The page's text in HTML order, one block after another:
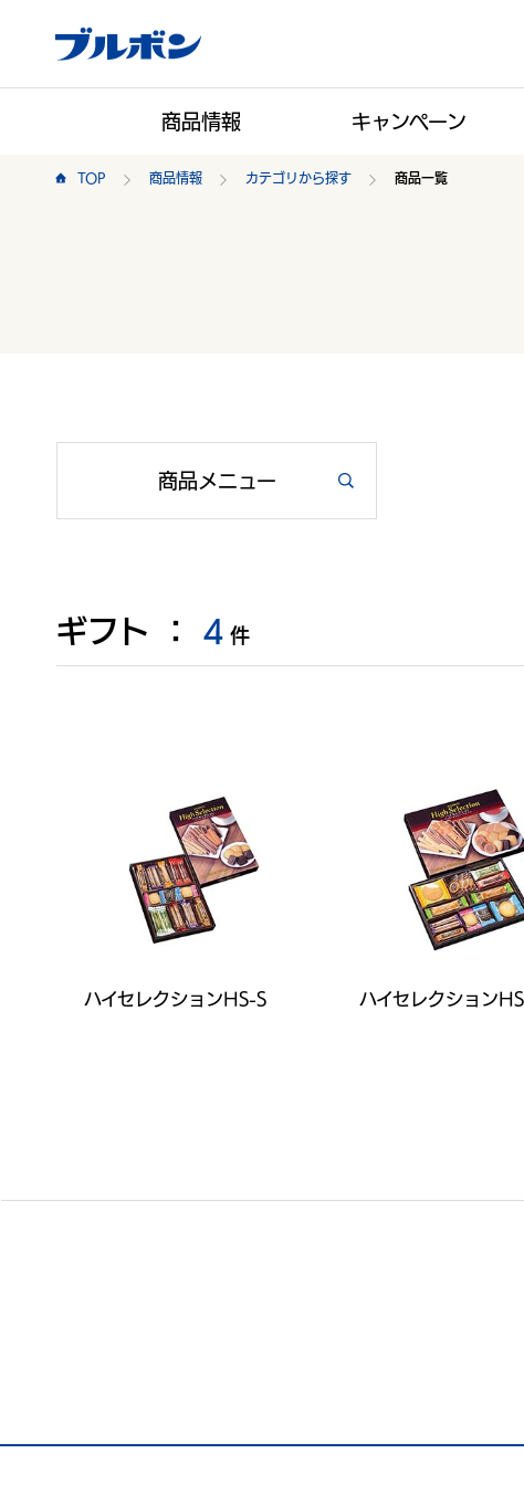
商品情報 キャンペーン
TOP 商品情報 カテゴリから探す 商品一覧
商品 メニュー
ギフト ： 4 件
ハイセレクションHS-S ハイセレクション